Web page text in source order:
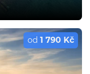
od 1 790 Kč